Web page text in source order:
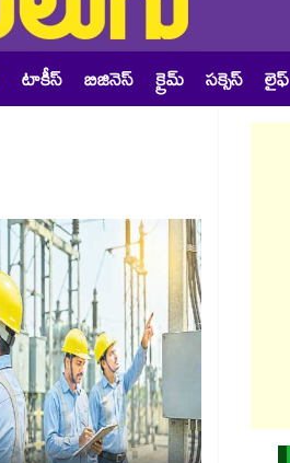
టాకీస్ బిజినెస్ క్రైమ్ సక్సెస్ లైఫ్